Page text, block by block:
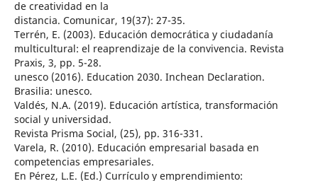
de creatividad en la
distancia. Comunicar, 19(37): 27-35.
Terrén, E. (2003). Educación democrática y ciudadanía
multicultural: el reaprendizaje de la convivencia. Revista
Praxis, 3, pp. 5-28.
unesco (2016). Education 2030. Inchean Declaration.
Brasilia: unesco.
Valdés, N.A. (2019). Educación artística, transformación
social y universidad.
Revista Prisma Social, (25), pp. 316-331.
Varela, R. (2010). Educación empresarial basada en
competencias empresariales.
En Pérez, L.E. (Ed.) Currículo y emprendimiento: